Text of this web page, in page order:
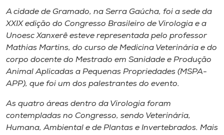
Museu
Unoesc
Store
Selecione
o idioma
A cidade de Gramado, na Serra Gaúcha, foi a sede da
XXIX edição do Congresso Brasileiro de Virologia e a
Unoesc Xanxerê esteve representada pelo professor
Mathias Martins, do curso de Medicina Veterinária e do
corpo docente do Mestrado em Sanidade e Produção
Animal Aplicadas a Pequenas Propriedades (MSPA-
APP), que foi um dos palestrantes do evento.
As quatro áreas dentro da Virologia foram
contempladas no Congresso, sendo Veterinária,
Humana, Ambiental e de Plantas e Invertebrados. Mais